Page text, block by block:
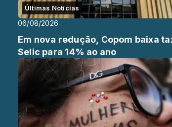
Últimas Notícias
06/08/2026
Em nova redução, Copom baixa
Selic para 14% ao ano